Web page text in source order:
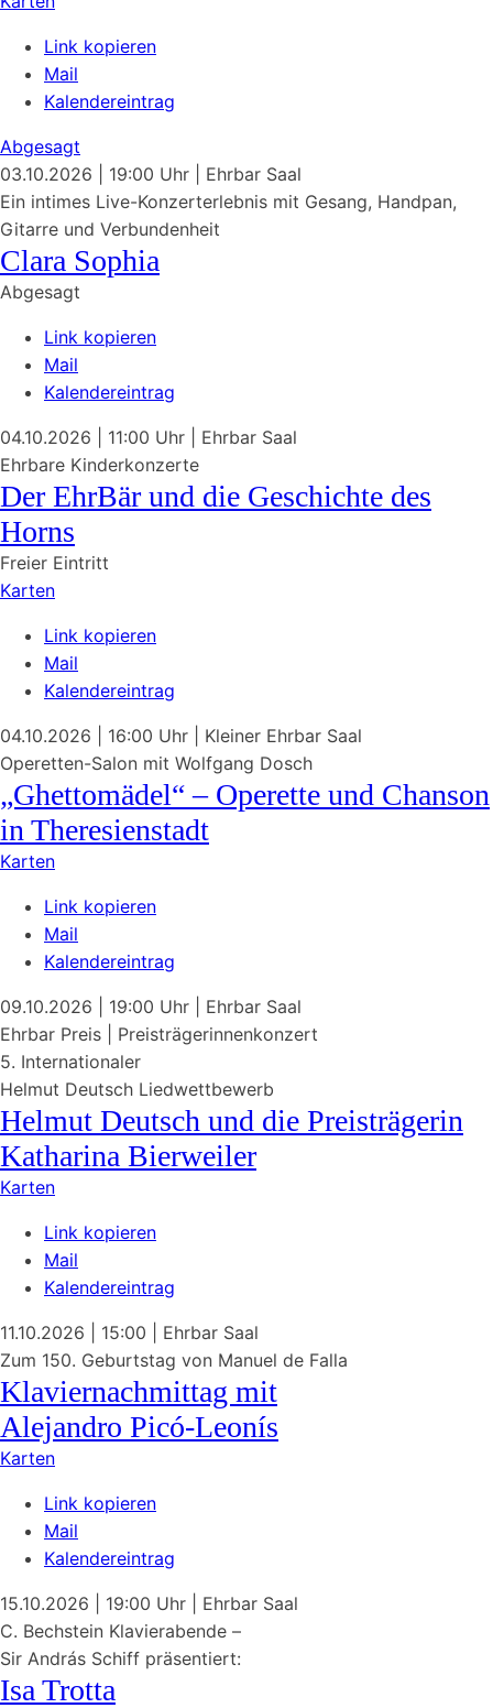
Link kopieren
Mail
Kalendereintrag
Abgesagt
03.10.2026
| 19:00 Uhr
Ehrbar Saal
Ein intimes Live-Konzerterlebnis mit Gesang, Handpan,
Gitarre und Verbundenheit
Clara Sophia
Abgesagt
Link kopieren
Mail
Kalendereintrag
04.10.2026 | 11:00 Uhr
Ehrbar Saal
Ehrbare Kinderkonzerte
Der EhrBär und die ­Geschichte des
Horns
Freier Eintritt
Karten
Link kopieren
Mail
Kalendereintrag
04.10.2026 | 16:00 Uhr
Kleiner Ehrbar Saal
Operetten-Salon mit Wolfgang Dosch
„Ghettomädel“ – Operette und Chanson
in Theresienstadt
Karten
Link kopieren
Mail
Kalendereintrag
09.10.2026 | 19:00 Uhr
Ehrbar Saal
Ehrbar Preis | Preisträgerinnenkonzert
5. Internationaler
Helmut Deutsch Liedwettbewerb
Helmut Deutsch und die Preisträgerin
Katharina Bierweiler
Karten
Link kopieren
Mail
Kalendereintrag
11.10.2026 | 15:00
Ehrbar Saal
Zum 150. Geburtstag von Manuel de Falla
Klaviernachmittag mit
Alejandro Picó-Leonís
Karten
Link kopieren
Mail
Kalendereintrag
15.10.2026 | 19:00 Uhr
Ehrbar Saal
C. Bechstein Klavierabende –
Sir András Schiff präsentiert:
Isa Trotta